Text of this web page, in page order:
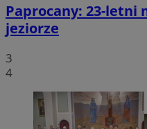
Paprocany: 23-letni
jeziorze
3
4